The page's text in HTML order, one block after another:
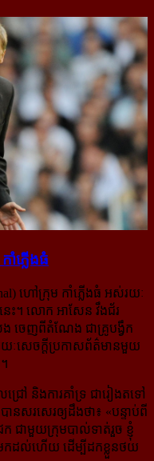
ភ្លើងធំ
ហៅក្រុម កាំភ្លើងធំ អស់រយៈ
េះ។ លោក អាសែន វឹងជ័រ
ង ចេញពីតំណែង ជាគ្រូបង្វឹក
ៈសេចក្ដីប្រកាសព័ត៌មានមួយ
រៅ និងការគាំទ្រ ជារៀងតទៅ
បានសរសេរឲ្យដឹងថា៖ «បន្ទាប់ពី
ក ជាមួយក្រុមបាល់ទាត់រួច ខ្ញុំ
កដល់ហើយ ដើម្បីដកខ្លួនថយ